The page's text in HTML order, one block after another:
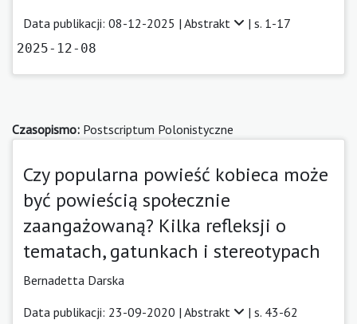
Data publikacji: 08-12-2025 | Abstrakt | s. 1-17
2025-12-08
Czasopismo: Postscriptum Polonistyczne
Czy popularna powieść kobieca może
być powieścią społecznie
zaangażowaną? Kilka refleksji o
tematach, gatunkach i stereotypach
Bernadetta Darska
Data publikacji: 23-09-2020 | Abstrakt | s. 43-62